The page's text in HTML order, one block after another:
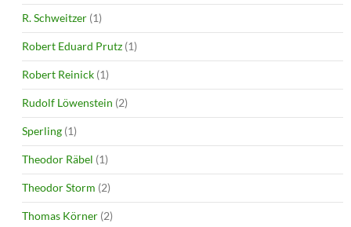
R. Schweitzer (1)
Robert Eduard Prutz (1)
Robert Reinick (1)
Rudolf Löwenstein (2)
Sperling (1)
Theodor Räbel (1)
Theodor Storm (2)
Thomas Körner (2)